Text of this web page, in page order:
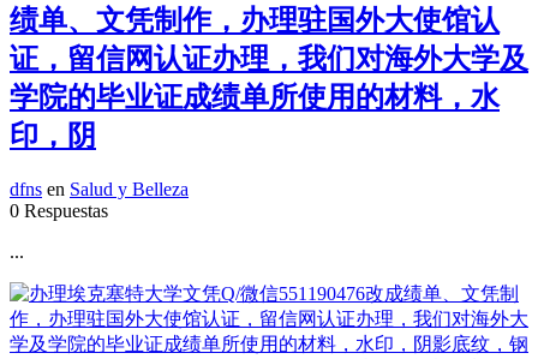
绩单、文凭制作，办理驻国外大使馆认
证，留信网认证办理，我们对海外大学及
学院的毕业证成绩单所使用的材料，水
印，阴
dfns en Salud y Belleza
0 Respuestas
...